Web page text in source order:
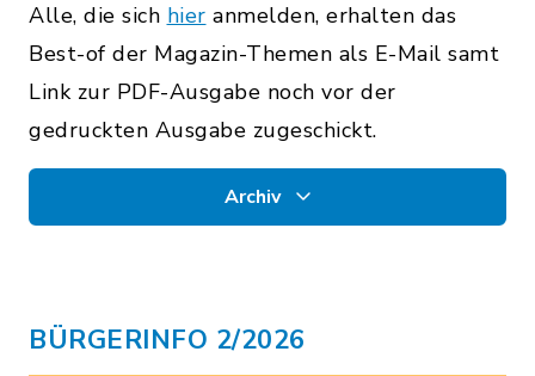
Alle, die sich hier anmelden, erhalten das
Best-of der Magazin-Themen als E-Mail samt
Link zur PDF-Ausgabe noch vor der
gedruckten Ausgabe zugeschickt.
Archiv
BÜRGERINFO 2/2026